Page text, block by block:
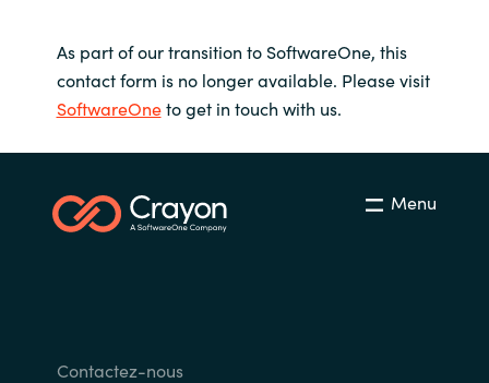
As part of our transition to SoftwareOne, this
contact form is no longer available. Please visit
SoftwareOneto get in touch with us.
Menu
Contactez-nous